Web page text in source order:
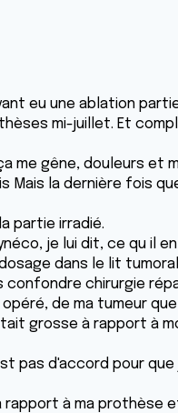
eu une ablation
mi-juillet. Et
me gêne, douleurs et
Mais la dernière fois
partie irradié.
je lui dit, ce qu il
dans le lit
confondre chirurgie
de ma tumeur
grosse à rapport à
pas d'accord pour
rapport à ma prothèse